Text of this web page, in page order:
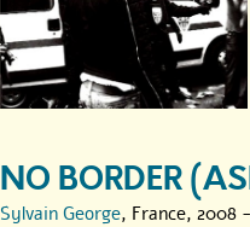
NO BORDER
Sylvain George, France, 2008